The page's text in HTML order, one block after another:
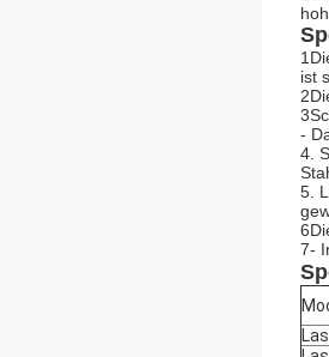
ist
-
4.
5.
7-